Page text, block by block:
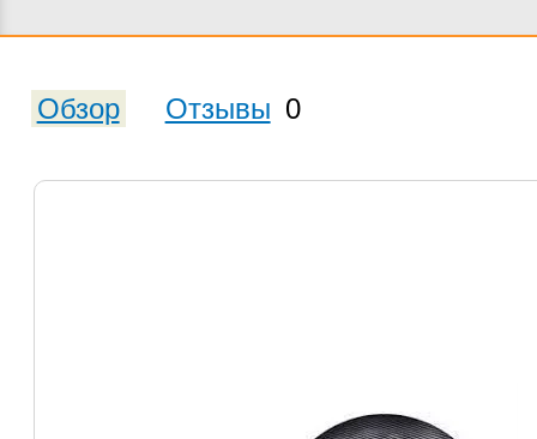
Обзор Отзывы 0